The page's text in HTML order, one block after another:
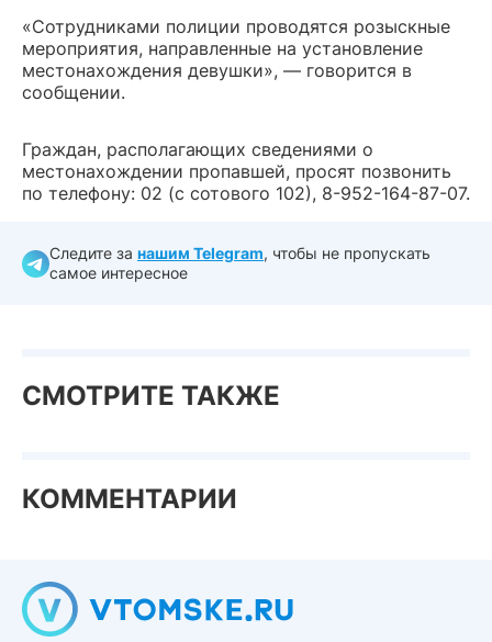
«Сотрудниками полиции проводятся розыскные
мероприятия, направленные на установление
местонахождения девушки», — говорится в
сообщении.
Граждан, располагающих сведениями о
местонахождении пропавшей, просят позвонить
по телефону: 02 (с сотового 102), 8-952-164-87-07.
Следите за нашим Telegram, чтобы не пропускать
самое интересное
СМОТРИТЕ ТАКЖЕ
КОММЕНТАРИИ